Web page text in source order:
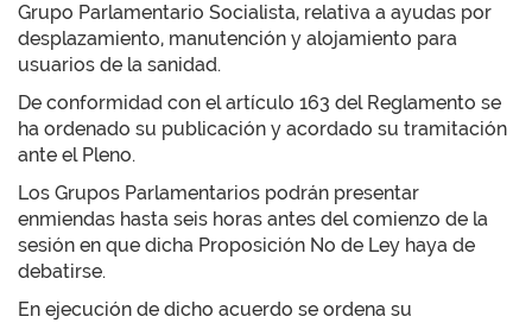
Grupo Parlamentario Socialista, relativa a ayudas por
desplazamiento, manutención y alojamiento para
usuarios de la sanidad.
De conformidad con el artículo 163 del Reglamento se
ha ordenado su publicación y acordado su tramitación
ante el Pleno.
Los Grupos Parlamentarios podrán presentar
enmiendas hasta seis horas antes del comienzo de la
sesión en que dicha Proposición No de Ley haya de
debatirse.
En ejecución de dicho acuerdo se ordena su